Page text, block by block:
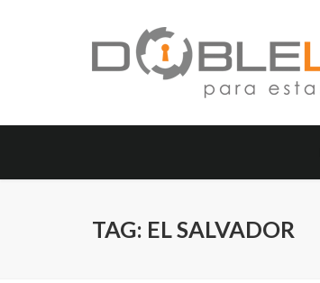
TAG: EL SALVADOR